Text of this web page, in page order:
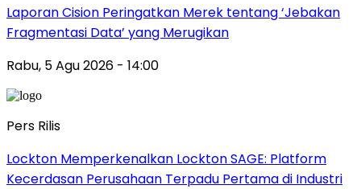
Laporan Cision Peringatkan Merek tentang ‘Jebakan
Fragmentasi Data’ yang Merugikan
Rabu, 5 Agu 2026 - 14:00
Pers Rilis
Lockton Memperkenalkan Lockton SAGE: Platform
Kecerdasan Perusahaan Terpadu Pertama di Industri